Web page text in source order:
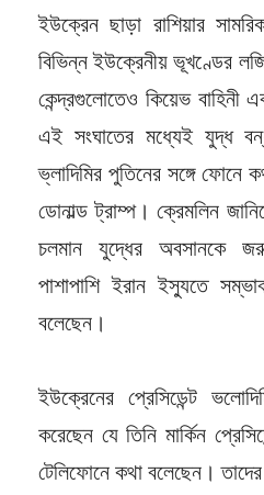
ইউক্রেন ছাড়া রাশিয়ার
বিভিন্ন ইউক্রেনীয় ভূখণ্ডের
কেন্দ্রগুলোতেও কিয়েভ বাহিনী
এই সংঘাতের মধ্যেই যুদ্ধ
ভ্লাদিমির পুতিনের সঙ্গে ফোনে
ডোনাল্ড ট্রাম্প। ক্রেমলিন
চলমান যুদ্ধের অবসানকে
পাশাপাশি ইরান ইস্যুতে
বলেছেন।
ইউক্রেনের প্রেসিডেন্ট
করেছেন যে তিনি মার্কিন
টেলিফোনে কথা বলেছেন।